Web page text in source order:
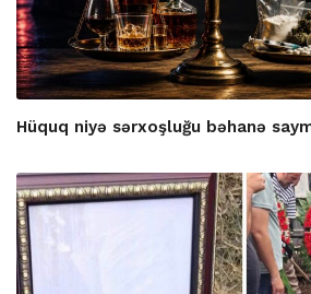
Hüquq niyə sərxoşluğu bəhanə